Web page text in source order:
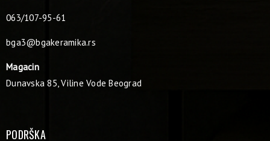
063/107-95-61
bga3@bgakeramika.rs
Magacin
Dunavska 85, Viline Vode Beograd
PODRŠKA